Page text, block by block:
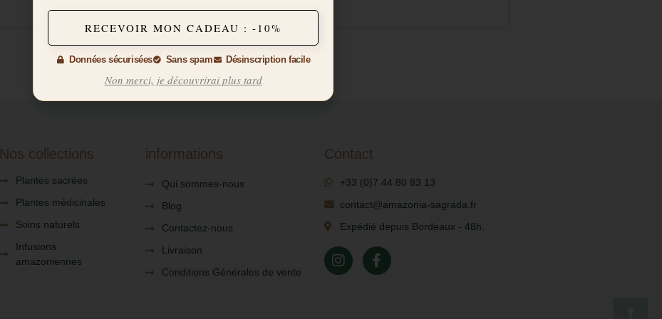
Nos collections
Plantes sacrées
Plantes médicinales
Soins naturels
Infusions
amazoniennes
informations
Qui sommes-nous
Blog
Contactez-nous
Livraison
Conditions Générales de vente
Contact
+33 (0)7 44 80 83 13
contact@amazonia-sagrada.fr
Expédié depuis Bordeaux - 48h.
RECEVOIR MON CADEAU : -10%
Données sécurisées Sans spam Désinscription facile
Non merci, je découvrirai plus tard